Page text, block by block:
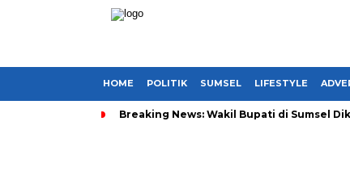
HOME POLITIK SUMSEL LIFESTYLE
Breaking News: Wakil Bupati di Sumsel